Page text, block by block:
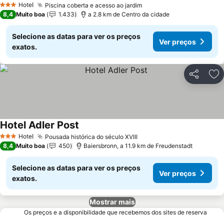
3 EstrelasHotel Piscina coberta e acesso ao jardim
8,4 Muito boa 1.433 a 2.8 km de Centro da cidade
Selecione as datas para ver os preços
exatos.
Ver preços
Partilhar
3 EstrelasHotel Pousada histórica do século XVIII
Hotel Adler Post
8,4 Muito boa 450 Baiersbronn, a 11.9 km de Freudenstadt
Selecione as datas para ver os preços
exatos.
Ver preços
Mostrar mais
Os preços e a disponibilidade que recebemos dos sites de reserva